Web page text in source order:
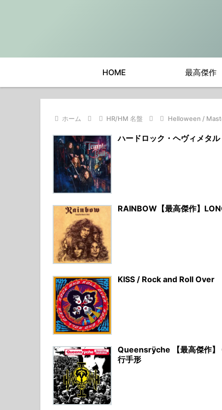
HOME 最高傑作
ホーム HR/HM 名盤 Helloween /
ハードロック・ヘヴィメタ
RAINBOW【最高傑作】
KISS / Rock and Roll Over
Queensrÿche 【最高傑作
行手形